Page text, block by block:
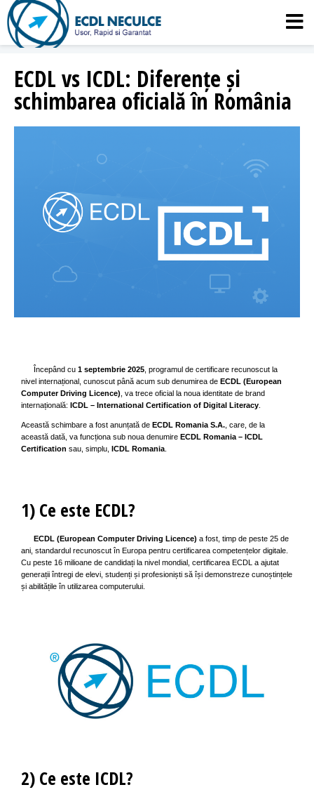
ECDL vs ICDL: Diferențe și
schimbarea oficială în România
Începând cu 1 septembrie 2025 , programul de certificare recunoscut la
nivel internațional, cunoscut până acum sub denumirea de ECDL (European
Computer Driving Licence) , va trece oficial la noua identitate de brand
internațională: ICDL – International Certification of Digital Literacy
Această schimbare a fost anunțată de ECDL Romania S.A. , care, de la
această dată, va funcționa sub noua denumire ECDL Romania – ICDL
Certification sau, simplu, ICDL Romania
1) Ce este ECDL?
ECDL (European Computer Driving Licence) a fost, timp de peste 25 de
ani, standardul recunoscut în Europa pentru certificarea competențelor digitale.
Cu peste 16 milioane de candidați la nivel mondial, certificarea ECDL a ajutat
generații întregi de elevi, studenți și profesioniști să își demonstreze cunoștințele
și abilitățile în utilizarea computerului.
2) Ce este ICDL?